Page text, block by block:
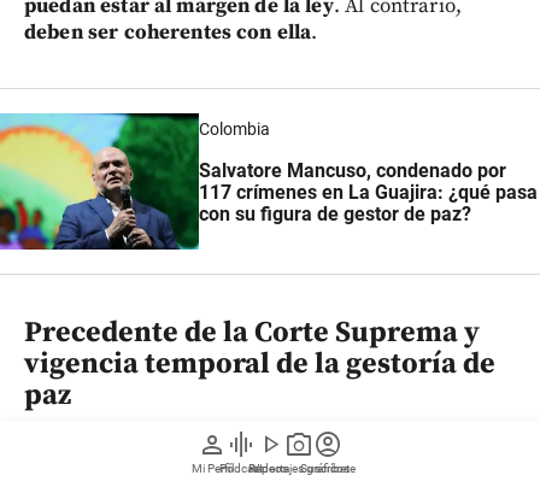
person
Mi Perfil
graphic_eq
Pódcast
play_arrow
Videos
photo_camera
Reportajes gráficos
account_circle
Suscríbete
puedan estar al margen de la ley. Al contrario,
deben ser coherentes con ella.
Colombia
Salvatore Mancuso, condenado por
117 crímenes en La Guajira: ¿qué pasa
con su figura de gestor de paz?
Precedente de la Corte Suprema y
vigencia temporal de la gestoría de
paz
recordó la determinación del
Consejo de Estadotiene que ver con la